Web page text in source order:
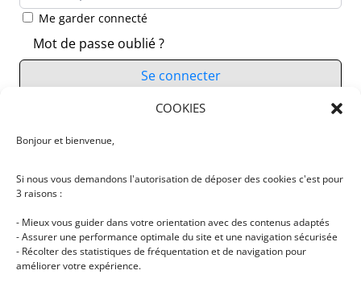
COOKIES
Bonjour et bienvenue,
Si nous vous demandons l'autorisation de déposer des cookies c'est pour
3 raisons :
- Mieux vous guider dans votre orientation avec des contenus adaptés
- Assurer une performance optimale du site et une navigation sécurisée
- Récolter des statistiques de fréquentation et de navigation pour
améliorer votre expérience.
Me garder connecté
Mot de passe oublié ?
Se connecter
Vous n’avez pas de compte ?